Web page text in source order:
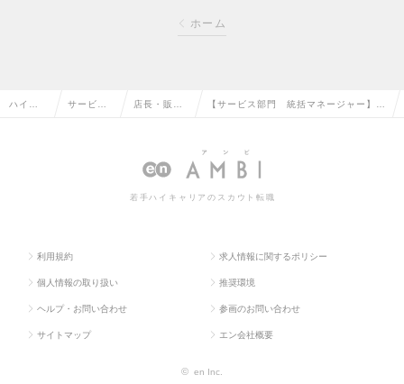
ホーム
ハイク サービ 店長・販
理の転職
【サービス部門 統括マネージャー】
ン）の求人情報
若手ハイキャリアのスカウト転職
利用規約 求人情報に関するポリシー
個人情報の取り扱い 推奨環境
ヘルプ・お問い合わせ 参画のお問い合わせ
サイトマップ エン会社概要
© en Inc.